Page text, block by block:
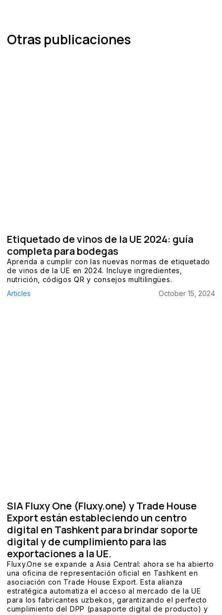
Otras publicaciones
Etiquetado de vinos de la UE 2024: guía
completa para bodegas
Aprenda a cumplir con las nuevas normas de etiquetado
de vinos de la UE en 2024. Incluye ingredientes,
nutrición, códigos QR y consejos multilingües.
Articles
October 15, 2024
SIA Fluxy One (Fluxy.one) y Trade House
Export están estableciendo un centro
digital en Tashkent para brindar soporte
digital y de cumplimiento para las
exportaciones a la UE.
Fluxy.One se expande a Asia Central: ahora se ha abierto
una oficina de representación oficial en Tashkent en
asociación con Trade House Export. Esta alianza
estratégica automatiza el acceso al mercado de la UE
para los fabricantes uzbekos, garantizando el perfecto
cumplimiento del DPP (pasaporte digital de producto) y